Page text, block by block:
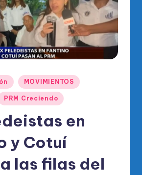
MOVIMIENTOS
PRM Creciendo
en
y Cotuí
las filas del